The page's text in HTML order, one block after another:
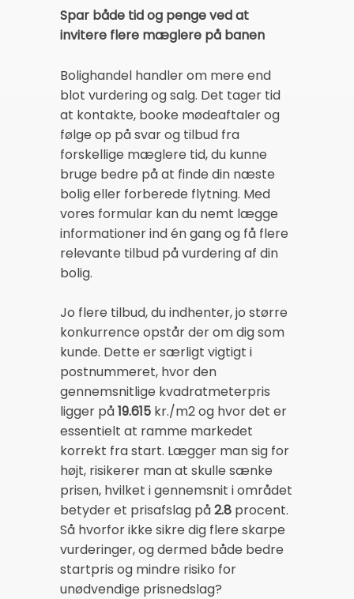
Spar både tid og penge ved at
invitere flere mæglere på banen
Bolighandel handler om mere end
blot vurdering og salg. Det tager tid
at kontakte, booke mødeaftaler og
følge op på svar og tilbud fra
forskellige mæglere tid, du kunne
bruge bedre på at finde din næste
bolig eller forberede flytning. Med
vores formular kan du nemt lægge
informationer ind én gang og få flere
relevante tilbud på vurdering af din
bolig.
Jo flere tilbud, du indhenter, jo større
konkurrence opstår der om dig som
kunde. Dette er særligt vigtigt i
postnummeret, hvor den
gennemsnitlige kvadratmeterpris
ligger på19.615 kr./m2 og hvor det er
essentielt at ramme markedet
korrekt fra start. Lægger man sig for
højt, risikerer man at skulle sænke
prisen, hvilket i gennemsnit i området
betyder et prisafslag på2.8 procent.
Så hvorfor ikke sikre dig flere skarpe
vurderinger, og dermed både bedre
startpris og mindre risiko for
unødvendige prisnedslag?